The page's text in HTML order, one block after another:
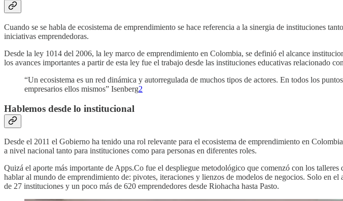
Cuando se se habla de ecosistema de emprendimiento se hace referencia a la sinergia de instituciones
iniciativas emprendedoras.
Desde la ley 1014 del 2006, la ley marco de emprendimiento en Colombia, se definió el alcance
los avances importantes a partir de esta ley fue el trabajo desde las instituciones educativas relacionado
“Un ecosistema es un red dinámica y autorregulada de muchos tipos de actores. En todos los
empresarios ellos mismos” Isenberg2
Hablemos desde lo institucional
Desde el 2011 el Gobierno ha tenido una rol relevante para el ecosistema de emprendimiento en
a nivel nacional tanto para instituciones como para personas en diferentes roles.
Quizá el aporte más importante de Apps.Co fue el despliegue metodológico que comenzó con los talleres
hablar al mundo de emprendimiento de: pivotes, iteraciones y lienzos de modelos de negocios. Solo en
de 27 instituciones y un poco más de 620 emprendedores desde Riohacha hasta Pasto.